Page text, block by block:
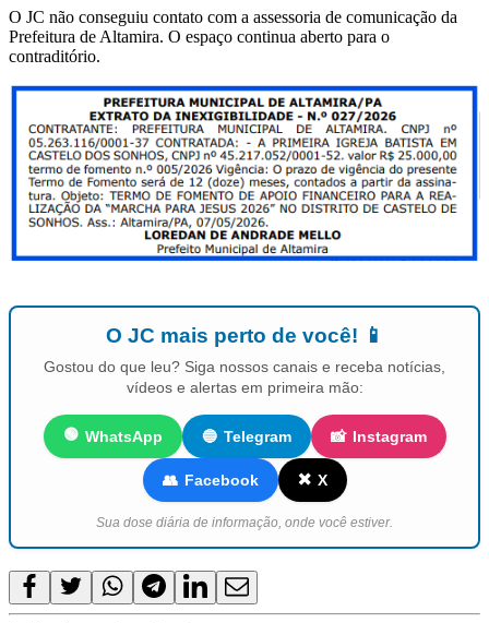
O JC não conseguiu contato com a assessoria de comunicação da
Prefeitura de Altamira. O espaço continua aberto para o
contraditório.
O JC mais perto de você! 📱
Gostou do que leu? Siga nossos canais e receba notícias,
vídeos e alertas em primeira mão:
🟢 WhatsApp 🔵 Telegram 📸 Instagram
👥 Facebook ✖️ X
Sua dose diária de informação, onde você estiver.